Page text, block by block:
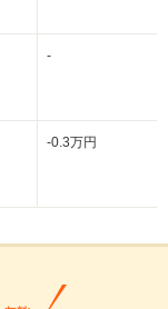
-
-0.3万円